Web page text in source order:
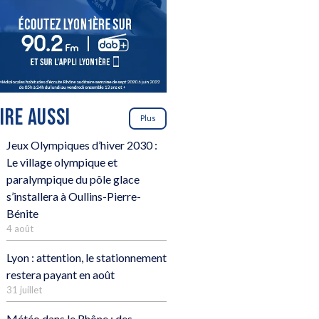
AUSSI Plus
Jeux Olympiques d’hiver 2030 :
Le village olympique et
paralympique du pôle glace
s’installera à Oullins-Pierre-
Bénite
4 août
Lyon : attention, le stationnement
restera payant en août
31 juillet